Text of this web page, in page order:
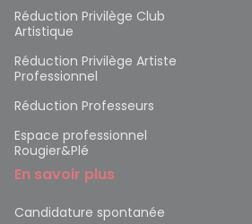
Réduction Privilège Club
Artistique
Réduction Privilège Artiste
Professionnel
Réduction Professeurs
Espace professionnel
Rougier&Plé
En savoir plus
Candidature spontanée